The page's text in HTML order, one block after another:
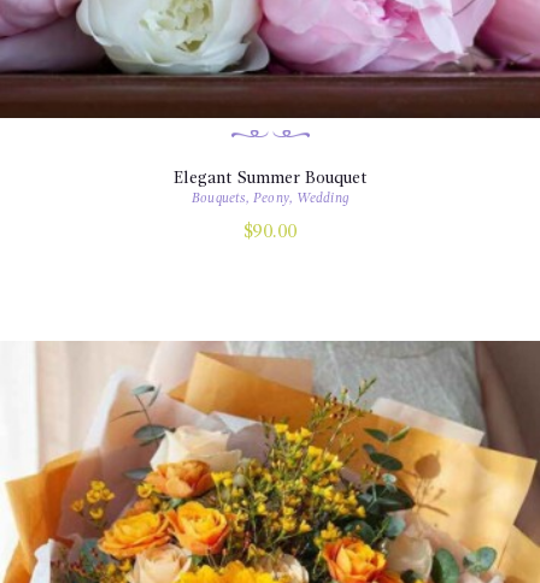
Elegant Summer Bouquet
Bouquets,Peony, Wedding
$90.00